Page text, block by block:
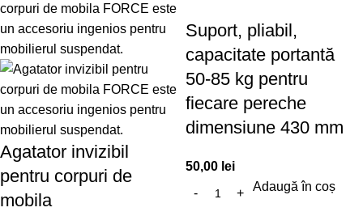
Agatator invizibil
pentru corpuri de
mobila
Suport, pliabil,
capacitate portantă
50-85 kg pentru
fiecare pereche
dimensiune 430 mm
50,00 lei
Adaugă în coș